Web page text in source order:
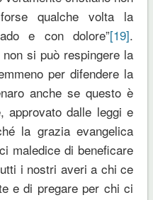
qualche volta la
e con dolore”[19].
si può respingere la
per difendere la
anche se questo è
approvato dalle leggi e
la grazia evangelica
maledice di beneficare
i nostri averi a chi ce
e di pregare per chi ci